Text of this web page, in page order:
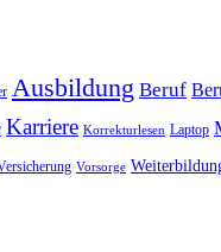
Ausbildung Beruf
Karriere Korrekturlesen Laptop
Vorsorge